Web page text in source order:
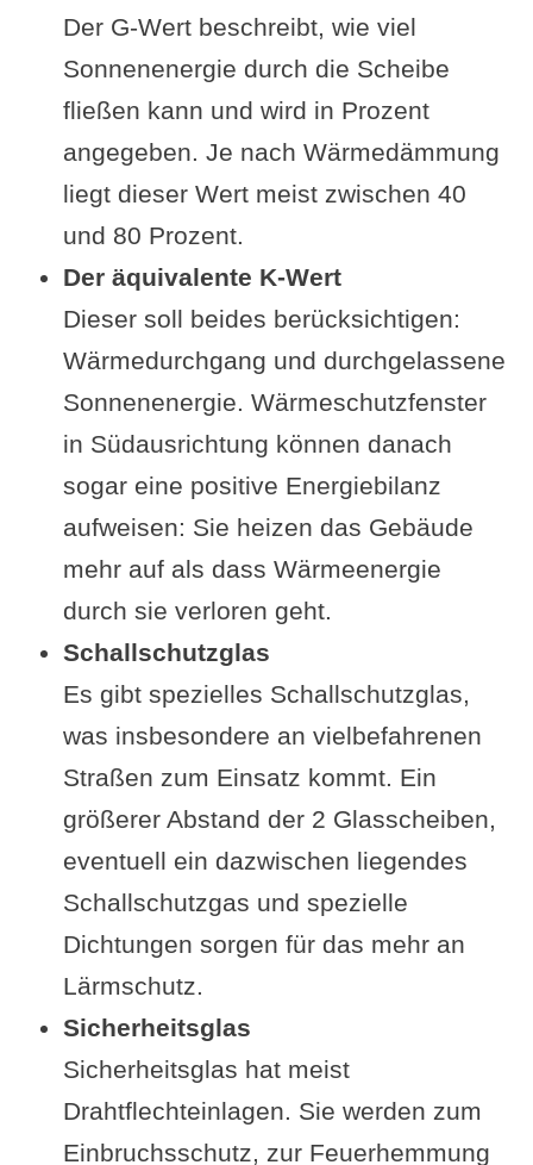
Der G-Wert beschreibt, wie viel
Sonnenenergie durch die Scheibe
fließen kann und wird in Prozent
angegeben. Je nach Wärmedämmung
liegt dieser Wert meist zwischen 40
und 80 Prozent.
Der äquivalente K-Wert
Dieser soll beides berücksichtigen:
Wärmedurchgang und durchgelassene
Sonnenenergie. Wärmeschutzfenster
in Südausrichtung können danach
sogar eine positive Energiebilanz
aufweisen: Sie heizen das Gebäude
mehr auf als dass Wärmeenergie
durch sie verloren geht.
Schallschutzglas
Es gibt spezielles Schallschutzglas,
was insbesondere an vielbefahrenen
Straßen zum Einsatz kommt. Ein
größerer Abstand der 2 Glasscheiben,
eventuell ein dazwischen liegendes
Schallschutzgas und spezielle
Dichtungen sorgen für das mehr an
Lärmschutz.
Sicherheitsglas
Sicherheitsglas hat meist
Drahtflechteinlagen. Sie werden zum
Einbruchsschutz, zur Feuerhemmung